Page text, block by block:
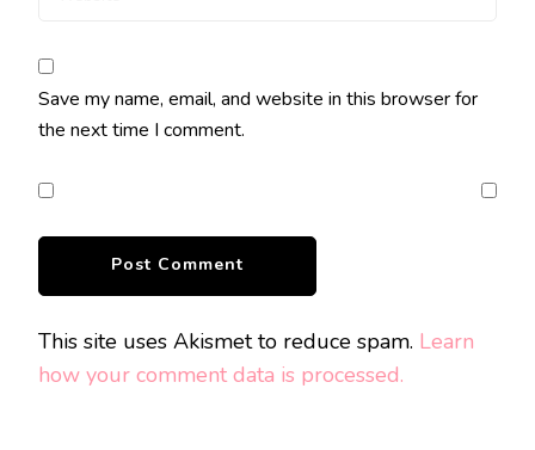
Save my name, email, and website in this browser for
the next time I comment.
This site uses Akismet to reduce spam. Learn
how your comment data is processed.